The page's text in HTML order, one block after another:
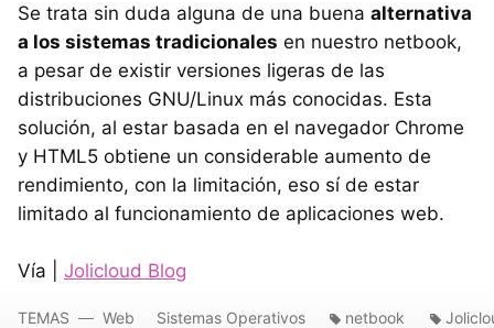
Se trata sin duda alguna de una buena alternativa
a los sistemas tradicionales en nuestro netbook,
a pesar de existir versiones ligeras de las
distribuciones GNU/Linux más conocidas. Esta
solución, al estar basada en el navegador Chrome
y HTML5 obtiene un considerable aumento de
rendimiento, con la limitación, eso sí de estar
limitado al funcionamiento de aplicaciones web.
Vía | Jolicloud Blog
TEMAS Web Sistemas Operativos netbook